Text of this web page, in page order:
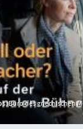
Büro des griechischen